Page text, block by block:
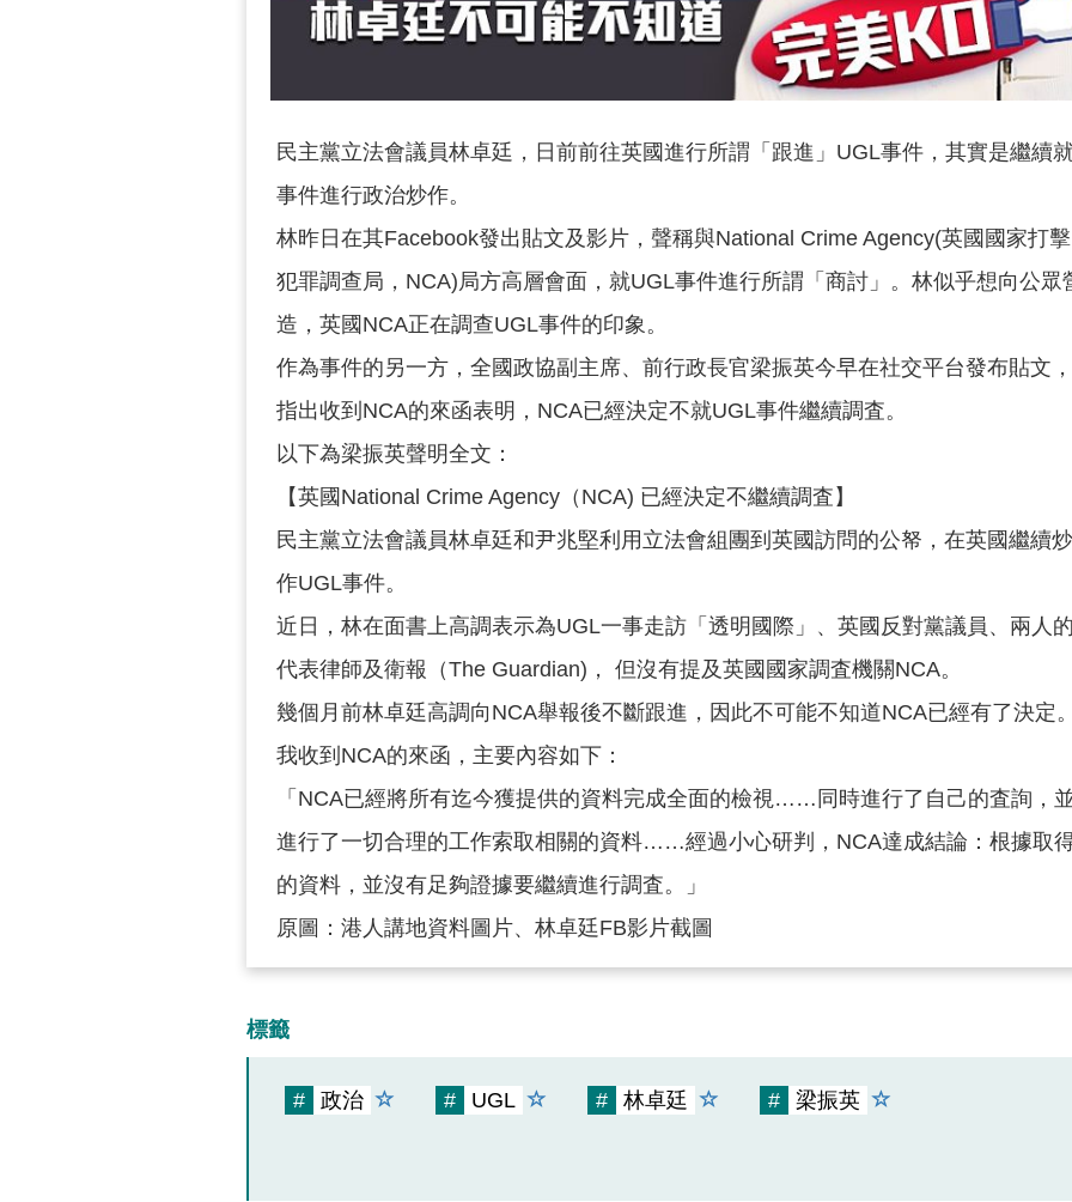
民主黨立法會議員林卓廷，日前前往英國進行所謂「跟進」UGL事件，其實是繼續
事件進行政治炒作。
林昨日在其Facebook發出貼文及影片，聲稱與National Crime Agency(英國國家打擊
犯罪調查局，NCA)局方高層會面，就UGL事件進行所謂「商討」。林似乎想向公眾
造，英國NCA正在調查UGL事件的印象。
作為事件的另一方，全國政協副主席、前行政長官梁振英今早在社交平台發布貼文，
指出收到NCA的來函表明，NCA已經決定不就UGL事件繼續調査。
以下為梁振英聲明全文：
【英國National Crime Agency（NCA) 已經決定不繼續調査】
民主黨立法會議員林卓廷和尹兆堅利用立法會組團到英國訪問的公帑，在英國繼續炒
作UGL事件。
近日，林在面書上高調表示為UGL一事走訪「透明國際」、英國反對黨議員、兩人的
代表律師及衛報（The Guardian)， 但沒有提及英國國家調査機關NCA。
幾個月前林卓廷高調向NCA舉報後不斷跟進，因此不可能不知道NCA已經有了決定。
我收到NCA的來函，主要內容如下：
「NCA已經將所有迄今獲提供的資料完成全面的檢視……同時進行了自己的査詢，
進行了一切合理的工作索取相關的資料……經過小心研判，NCA達成結論：根據取
的資料，並沒有足夠證據要繼續進行調査。」
原圖：港人講地資料圖片、林卓廷FB影片截圖
標籤
# 政治 # UGL # 林卓廷 # 梁振英